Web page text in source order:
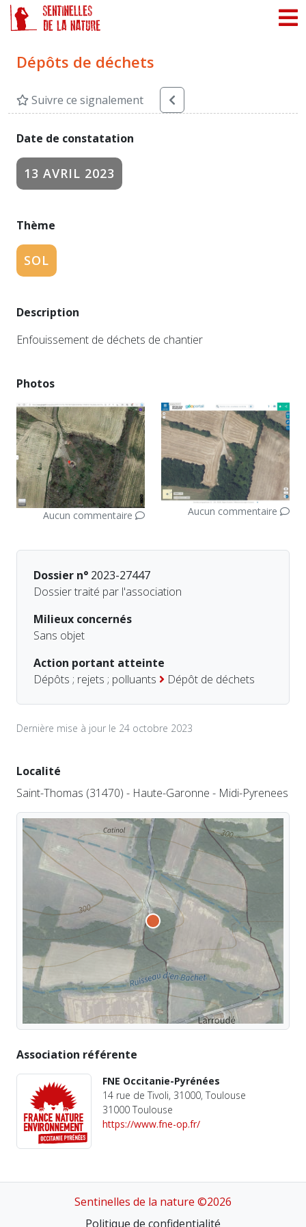
Dépôts de déchets
Suivre ce signalement
Date de constatation
13 AVRIL 2023
Thème
SOL
Description
Enfouissement de déchets de chantier
Photos
Aucun commentaire Aucun commentaire
Dossier n° 2023-27447
Dossier traité par l'association
Milieux concernés
Sans objet
Action portant atteinte
Dépôts ; rejets ; polluants
Dépôt de déchets
Dernière mise à jour le 24 octobre 2023
Localité
Saint-Thomas (31470) - Haute-Garonne - Midi-Pyrenees
Association référente
FNE Occitanie-Pyrénées
14 rue de Tivoli, 31000, Toulouse
31000 Toulouse
https://www.fne-op.fr/
Sentinelles de la nature ©2026
Politique de confidentialité
Panneau de gestion des cookies